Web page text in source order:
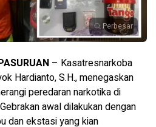
Perbesar
– Kasatresnarkoba
Hardianto, S.H., menegaskan
peredaran narkotika di
awal dilakukan dengan
dan ekstasi yang kian